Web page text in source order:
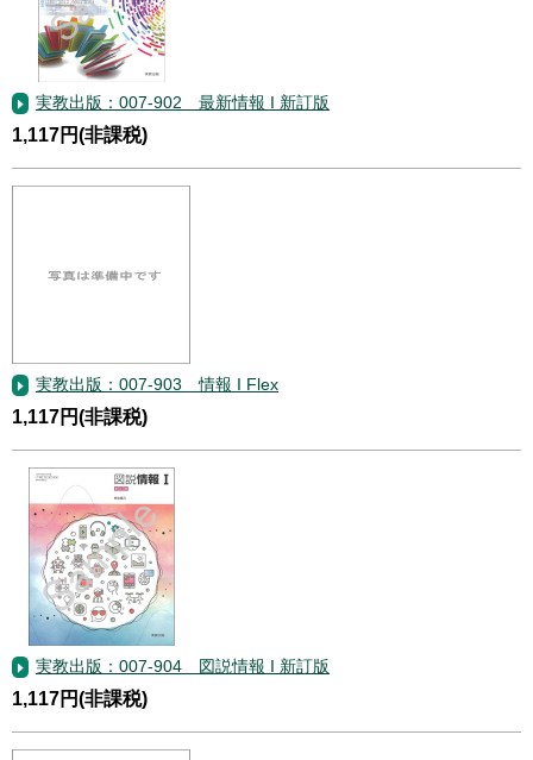
実教出版：007-902 最新情報 I 新訂版
1,117円(非課税)
実教出版：007-903 情報 I Flex
1,117円(非課税)
実教出版：007-904 図説情報 I 新訂版
1,117円(非課税)